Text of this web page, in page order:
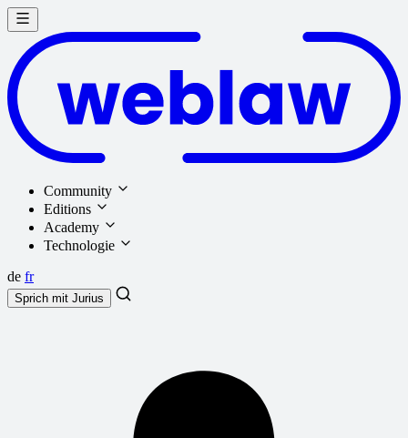
Community
Editions
Academy
Technologie
de fr
Sprich mit Jurius